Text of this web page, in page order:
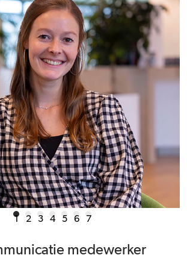
1 2 3 4 5 6 7
medewerker